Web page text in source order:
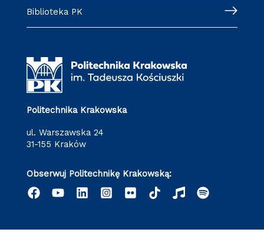
Biblioteka PK
Politechnika Krakowska
ul. Warszawska 24
31-155 Kraków
Obserwuj Politechnikę Krakowską: